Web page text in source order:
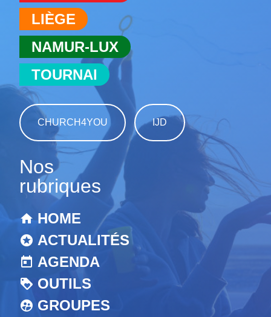
LIÈGE
NAMUR-LUX
TOURNAI
CHURCH4YOU IJD
Nos
rubriques
HOME
ACTUALITÉS
AGENDA
OUTILS
GROUPES